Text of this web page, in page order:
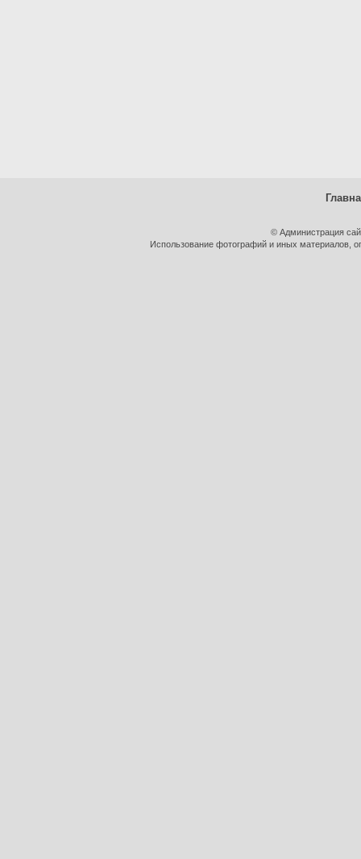
© Администрация
Использование фотографий и иных материалов,